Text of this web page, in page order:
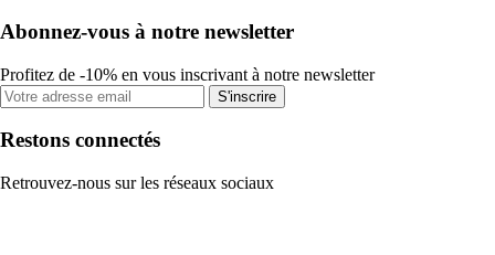
Abonnez-vous à notre newsletter
Profitez de -10% en vous inscrivant à notre newsletter
S'inscrire
Restons connectés
Retrouvez-nous sur les réseaux sociaux